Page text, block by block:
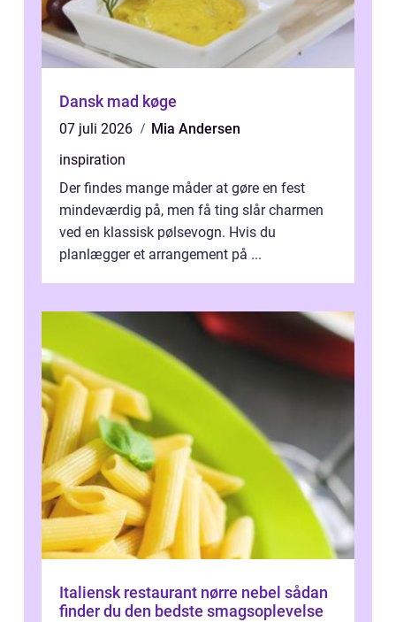
Dansk mad køge
07 juli 2026
Mia Andersen
inspiration
Der findes mange måder at gøre en fest
mindeværdig på, men få ting slår charmen
ved en klassisk pølsevogn. Hvis du
planlægger et arrangement på ...
Italiensk restaurant nørre nebel sådan
finder du den bedste smagsoplevelse